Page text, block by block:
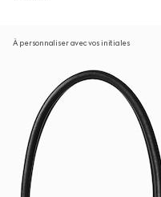
À personnaliser avec vos initiales